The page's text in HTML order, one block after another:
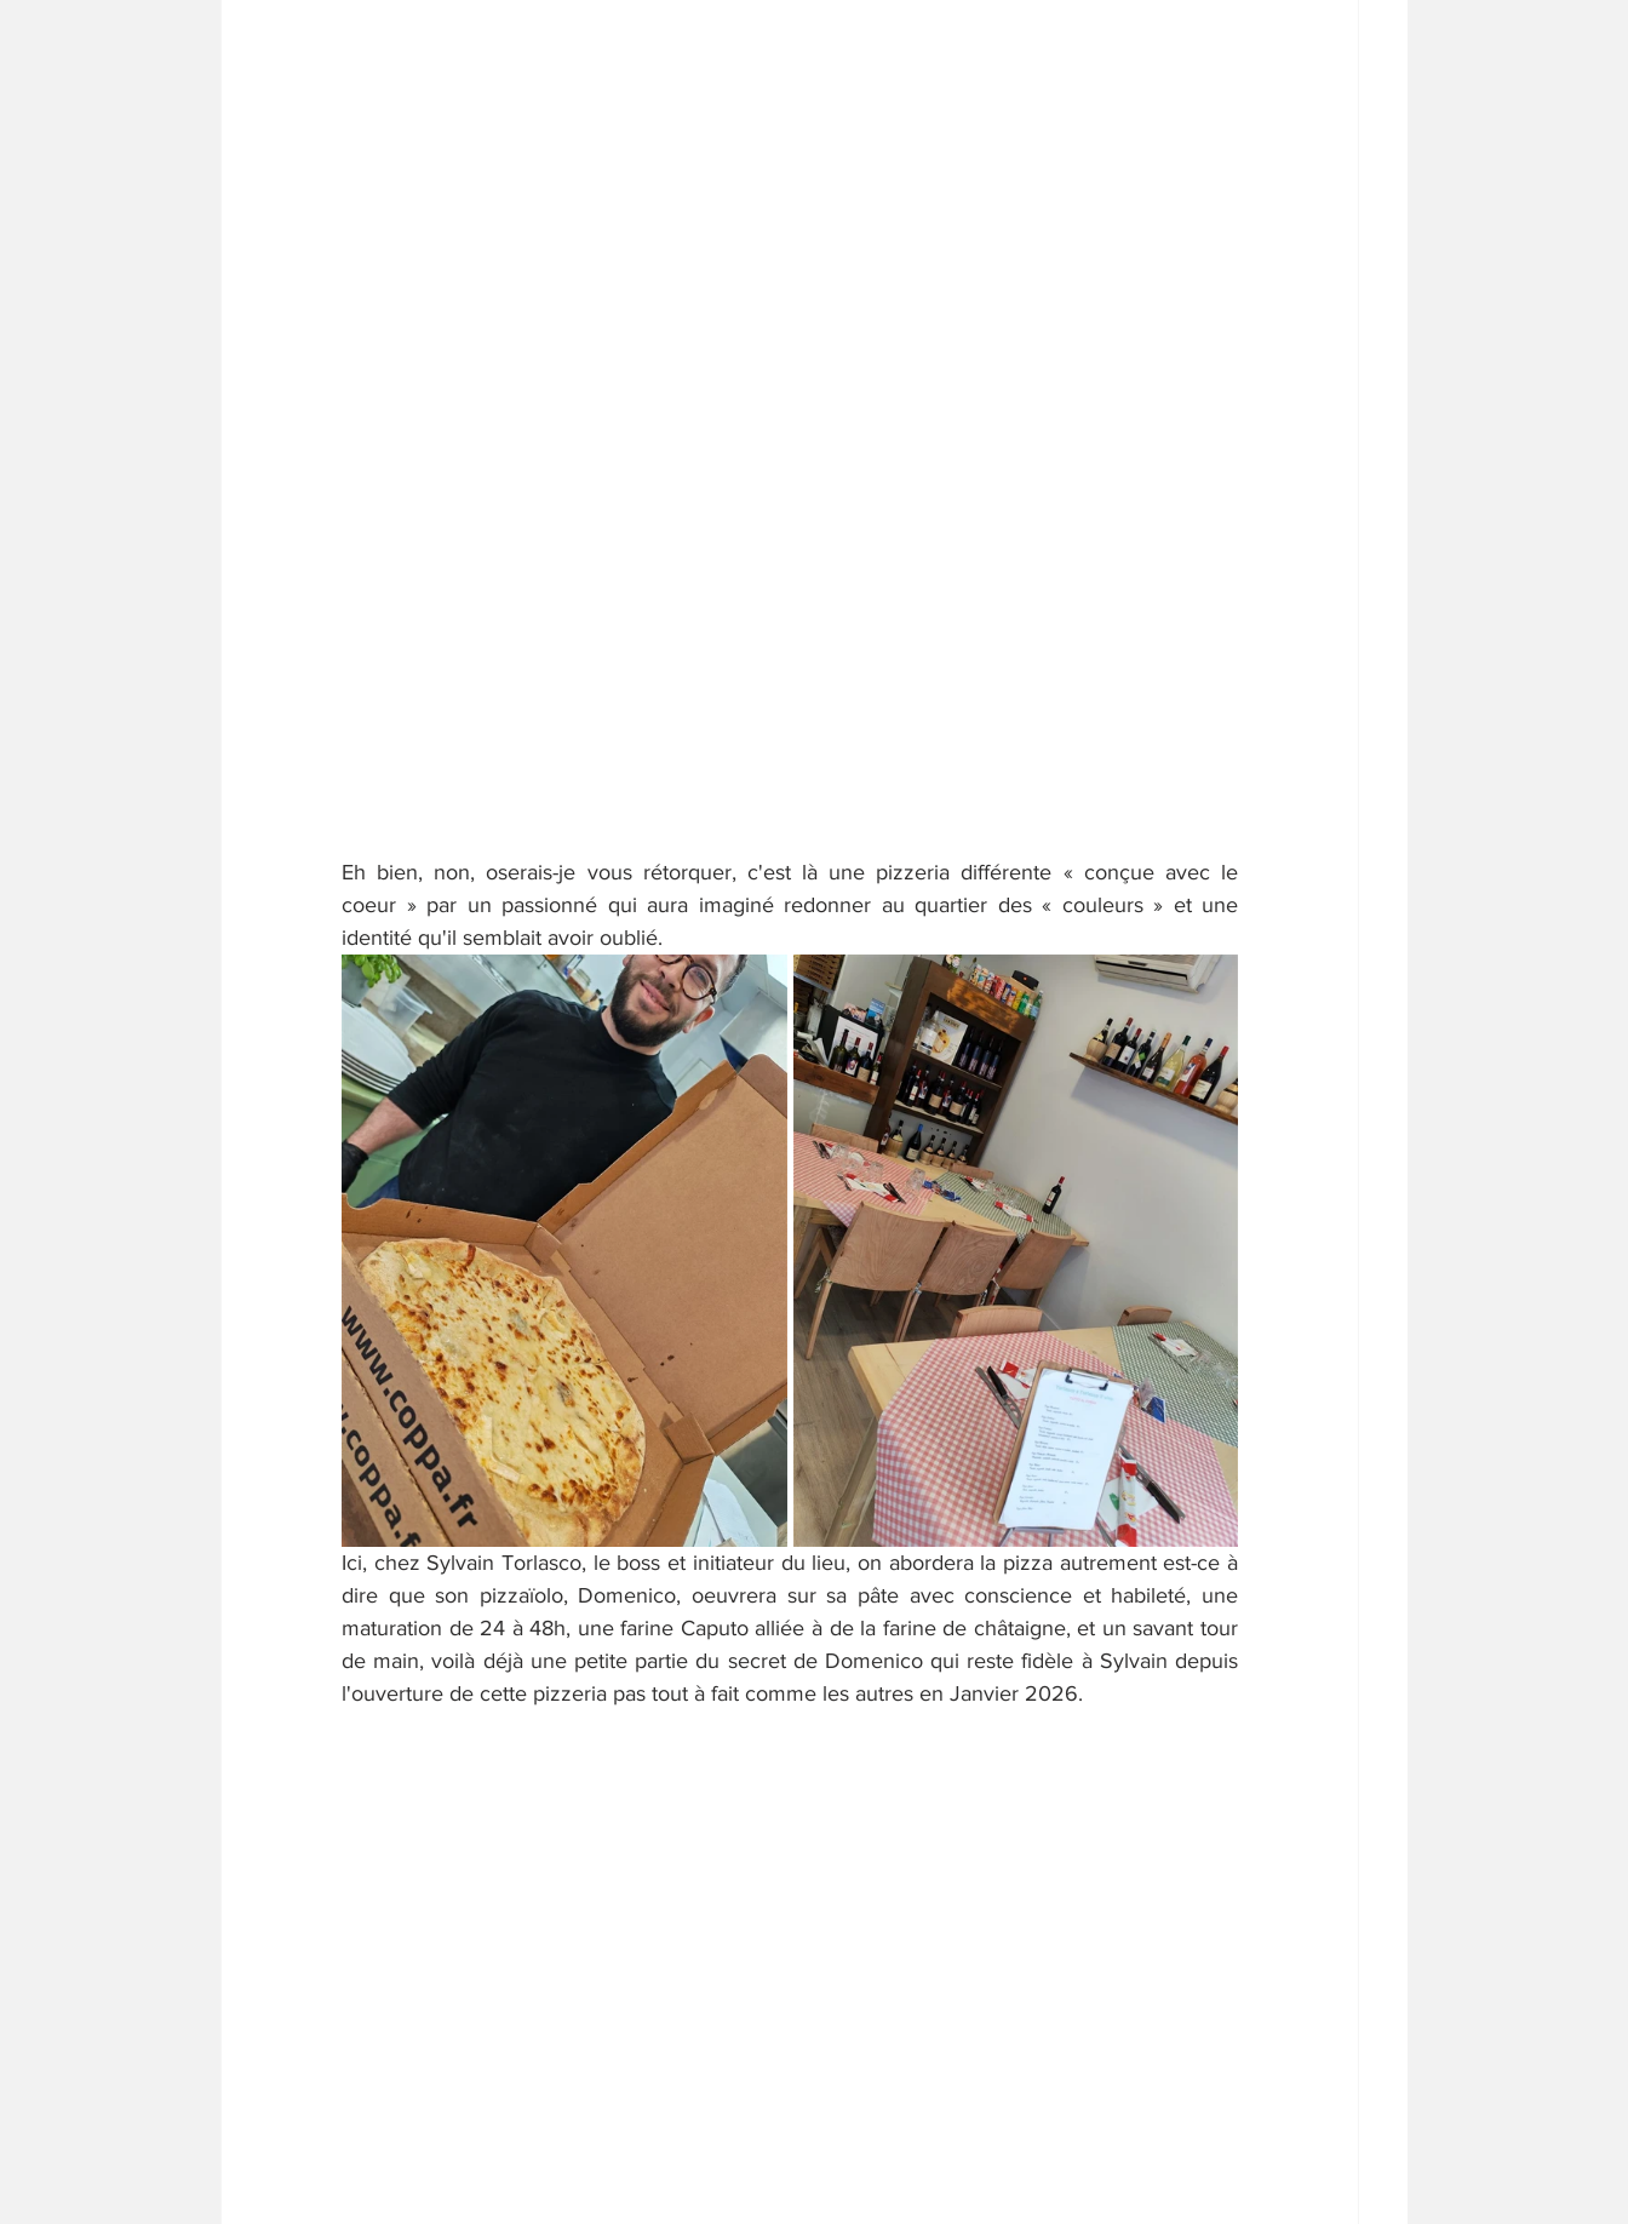
Eh bien, non, oserais-je vous rétorquer, c'est là une pizzeria différente « conçue avec le
coeur » par un passionné qui aura imaginé redonner au quartier des « couleurs » et une
identité qu'il semblait avoir oublié.
Ici, chez Sylvain Torlasco, le boss et initiateur du lieu, on abordera la pizza autrement est-ce à
dire que son pizzaïolo, Domenico, oeuvrera sur sa pâte avec conscience et habileté, une
maturation de 24 à 48h, une farine Caputo alliée à de la farine de châtaigne, et un savant tour
de main, voilà déjà une petite partie du secret de Domenico qui reste fidèle à Sylvain depuis
l'ouverture de cette pizzeria pas tout à fait comme les autres en Janvier 2026.